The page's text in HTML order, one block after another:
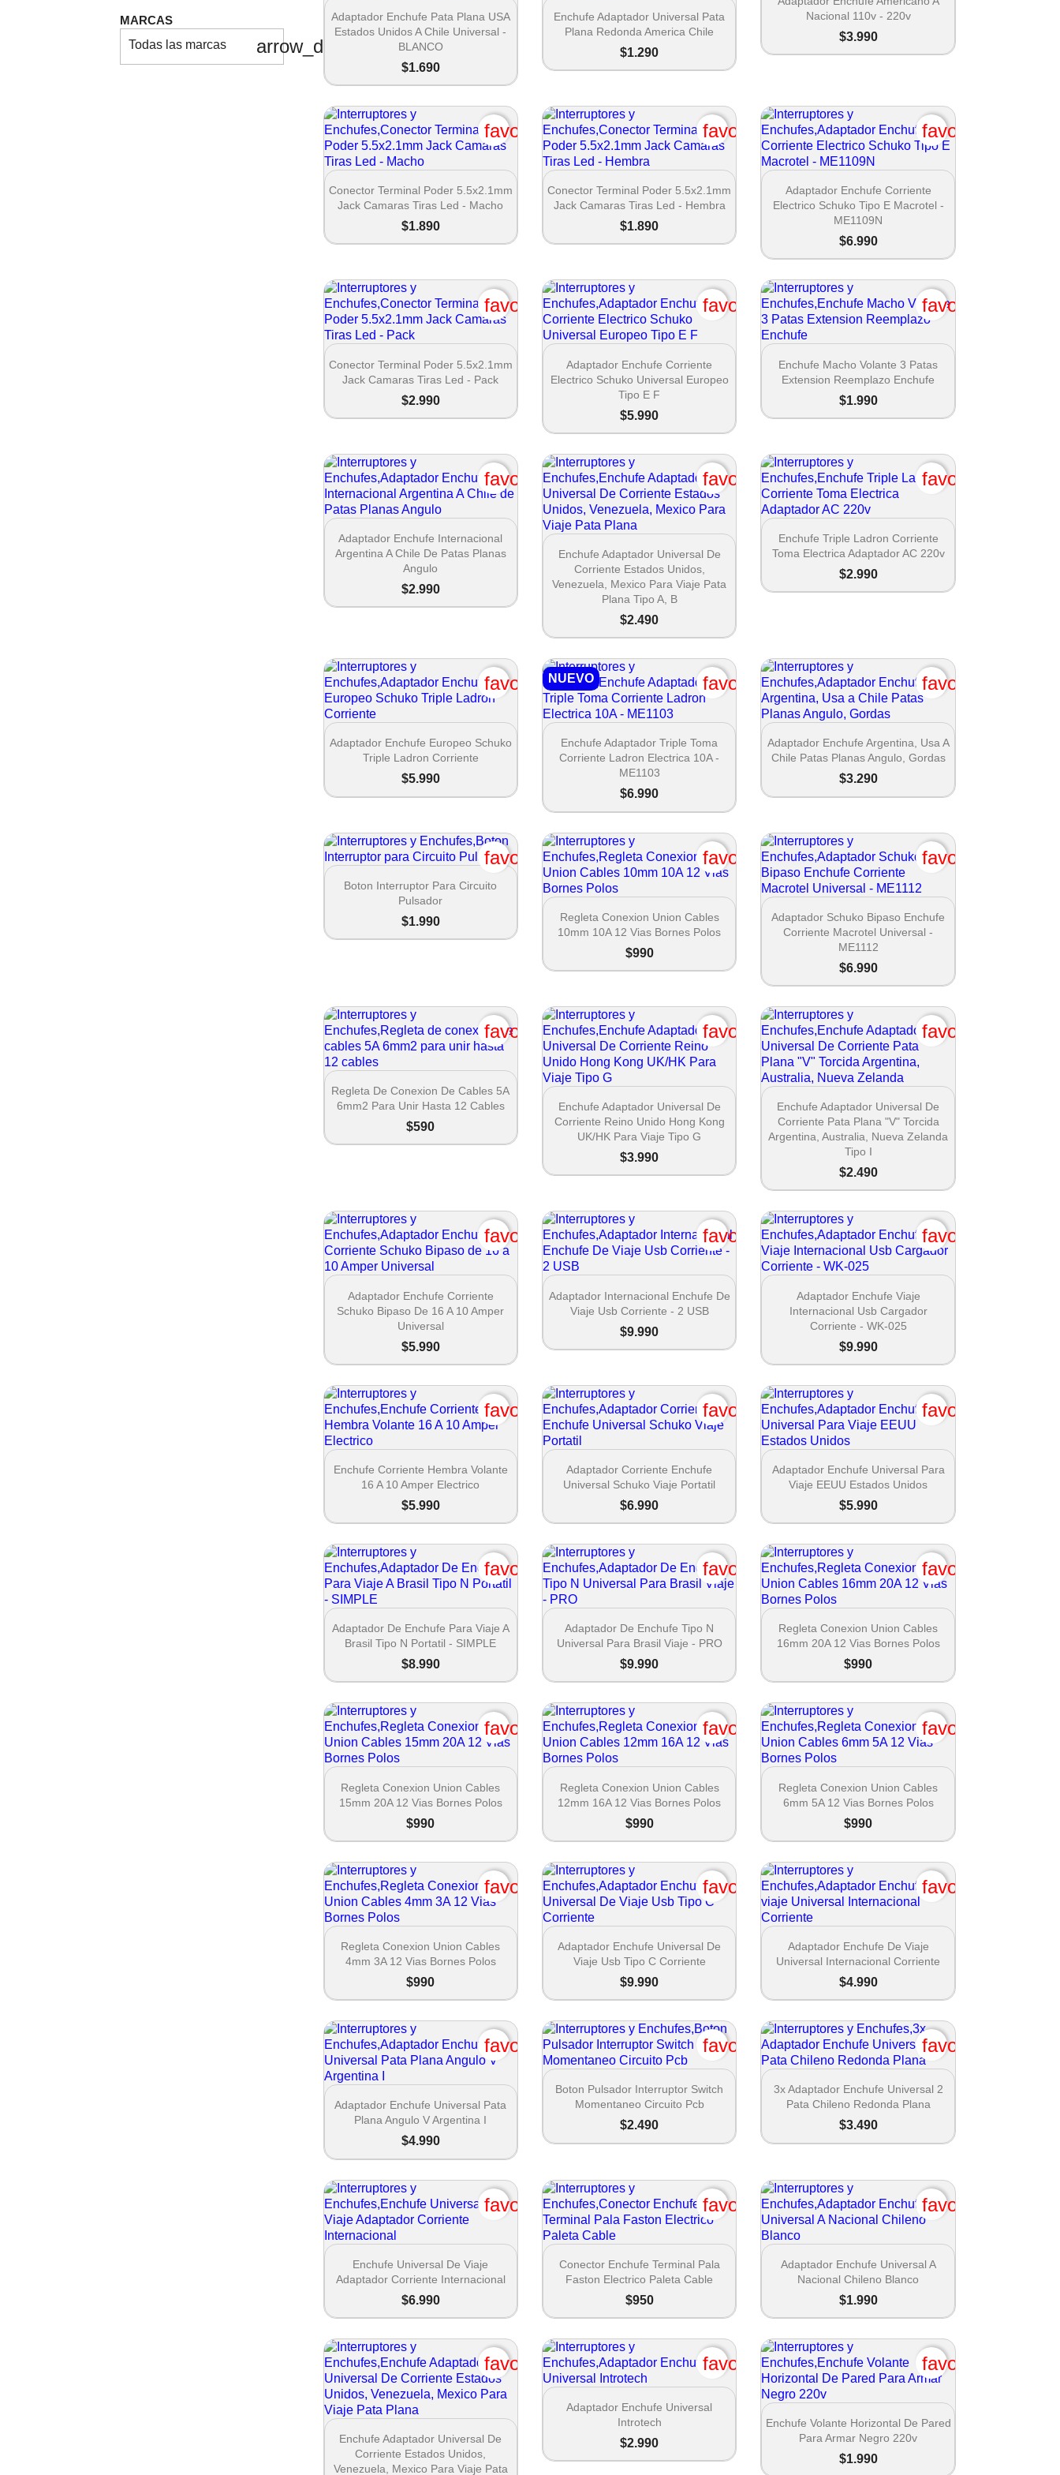
MARCAS
Todas las marcas
arrow_drop_down
 Vista rápida
Adaptador Enchufe Pata Plana USA
Estados Unidos A Chile Universal -
BLANCO
$1.690
 Vista rápida
Enchufe Adaptador Universal Pata
Plana Redonda America Chile
$1.290
Nacional 110v - 220v
$3.990
 Vista rápida
Conector Terminal Poder 5.5x2.1mm
Jack Camaras Tiras Led - Macho
$1.890
favorite_border
 Vista rápida
Conector Terminal Poder 5.5x2.1mm
Jack Camaras Tiras Led - Hembra
$1.890
favorite_border
 Vista rápida
Adaptador Enchufe Corriente
Electrico Schuko Tipo E Macrotel -
ME1109N
$6.990
favorite_border
 Vista rápida
Conector Terminal Poder 5.5x2.1mm
Jack Camaras Tiras Led - Pack
$2.990
favorite_border
 Vista rápida
Adaptador Enchufe Corriente
Electrico Schuko Universal Europeo
Tipo E F
$5.990
favorite_border
 Vista rápida
Enchufe Macho Volante 3 Patas
Extension Reemplazo Enchufe
$1.990
favorite_border
 Vista rápida
Adaptador Enchufe Internacional
Argentina A Chile De Patas Planas
Angulo
$2.990
favorite_border
 Vista rápida
Enchufe Adaptador Universal De
Corriente Estados Unidos,
Venezuela, Mexico Para Viaje Pata
Plana Tipo A, B
$2.490
favorite_border
 Vista rápida
Enchufe Triple Ladron Corriente
Toma Electrica Adaptador AC 220v
$2.990
favorite_border
 Vista rápida
Adaptador Enchufe Europeo Schuko
Triple Ladron Corriente
$5.990
favorite_border
 Vista rápida
Enchufe Adaptador Triple Toma
Corriente Ladron Electrica 10A -
ME1103
$6.990
NUEVO favorite_border
 Vista rápida
Adaptador Enchufe Argentina, Usa A
Chile Patas Planas Angulo, Gordas
$3.290
favorite_border
 Vista rápida
Boton Interruptor Para Circuito
Pulsador
$1.990
favorite_border
 Vista rápida
Regleta Conexion Union Cables
10mm 10A 12 Vias Bornes Polos
$990
favorite_border
 Vista rápida
Adaptador Schuko Bipaso Enchufe
Corriente Macrotel Universal -
ME1112
$6.990
favorite_border
 Vista rápida
Regleta De Conexion De Cables 5A
6mm2 Para Unir Hasta 12 Cables
$590
favorite_border
 Vista rápida
Enchufe Adaptador Universal De
Corriente Reino Unido Hong Kong
UK/HK Para Viaje Tipo G
$3.990
favorite_border
 Vista rápida
Enchufe Adaptador Universal De
Corriente Pata Plana "V" Torcida
Argentina, Australia, Nueva Zelanda
Tipo I
$2.490
favorite_border
 Vista rápida
Adaptador Enchufe Corriente
Schuko Bipaso De 16 A 10 Amper
Universal
$5.990
favorite_border
 Vista rápida
Adaptador Internacional Enchufe De
Viaje Usb Corriente - 2 USB
$9.990
favorite_border
 Vista rápida
Adaptador Enchufe Viaje
Internacional Usb Cargador
Corriente - WK-025
$9.990
favorite_border
 Vista rápida
Enchufe Corriente Hembra Volante
16 A 10 Amper Electrico
$5.990
favorite_border
 Vista rápida
Adaptador Corriente Enchufe
Universal Schuko Viaje Portatil
$6.990
favorite_border
 Vista rápida
Adaptador Enchufe Universal Para
Viaje EEUU Estados Unidos
$5.990
favorite_border
 Vista rápida
Adaptador De Enchufe Para Viaje A
Brasil Tipo N Portatil - SIMPLE
$8.990
favorite_border
 Vista rápida
Adaptador De Enchufe Tipo N
Universal Para Brasil Viaje - PRO
$9.990
favorite_border
 Vista rápida
Regleta Conexion Union Cables
16mm 20A 12 Vias Bornes Polos
$990
favorite_border
 Vista rápida
Regleta Conexion Union Cables
15mm 20A 12 Vias Bornes Polos
$990
favorite_border
 Vista rápida
Regleta Conexion Union Cables
12mm 16A 12 Vias Bornes Polos
$990
favorite_border
 Vista rápida
Regleta Conexion Union Cables
6mm 5A 12 Vias Bornes Polos
$990
favorite_border
 Vista rápida
Regleta Conexion Union Cables
4mm 3A 12 Vias Bornes Polos
$990
favorite_border
 Vista rápida
Adaptador Enchufe Universal De
Viaje Usb Tipo C Corriente
$9.990
favorite_border
 Vista rápida
Adaptador Enchufe De Viaje
Universal Internacional Corriente
$4.990
favorite_border
 Vista rápida
Adaptador Enchufe Universal Pata
Plana Angulo V Argentina I
$4.990
favorite_border
 Vista rápida
Boton Pulsador Interruptor Switch
Momentaneo Circuito Pcb
$2.490
favorite_border
 Vista rápida
3x Adaptador Enchufe Universal 2
Pata Chileno Redonda Plana
$3.490
favorite_border
 Vista rápida
Enchufe Universal De Viaje
Adaptador Corriente Internacional
$6.990
favorite_border
 Vista rápida
Conector Enchufe Terminal Pala
Faston Electrico Paleta Cable
$950
favorite_border
 Vista rápida
Adaptador Enchufe Universal A
Nacional Chileno Blanco
$1.990
favorite_border
 Vista rápida
Enchufe Adaptador Universal De
Corriente Estados Unidos,
Venezuela, Mexico Para Viaje Pata
favorite_border
 Vista rápida
Adaptador Enchufe Universal
Introtech
$2.990
favorite_border
 Vista rápida
Enchufe Volante Horizontal De Pared
Para Armar Negro 220v
$1.990
favorite_border
Crear lista de deseos
Cancelar